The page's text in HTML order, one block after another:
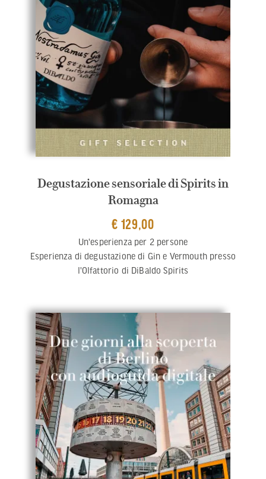
Degustazione sensoriale di Spirits in
Romagna
€ 129,00
Un'esperienza per 2 persone
Esperienza di degustazione di Gin e Vermouth presso
l'Olfattorio di DiBaldo Spirits